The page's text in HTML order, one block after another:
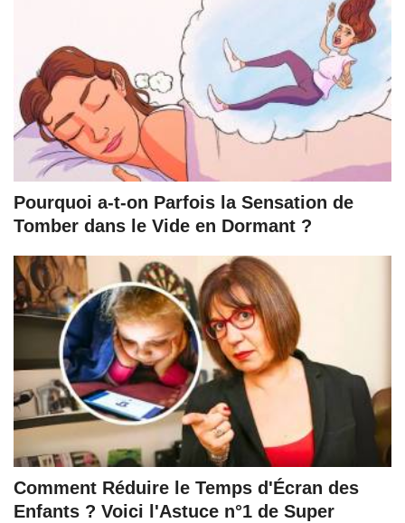
Pourquoi a-t-on Parfois la Sensation de
Tomber dans le Vide en Dormant ?
Comment Réduire le Temps d'Écran des
Enfants ? Voici l'Astuce n°1 de Super